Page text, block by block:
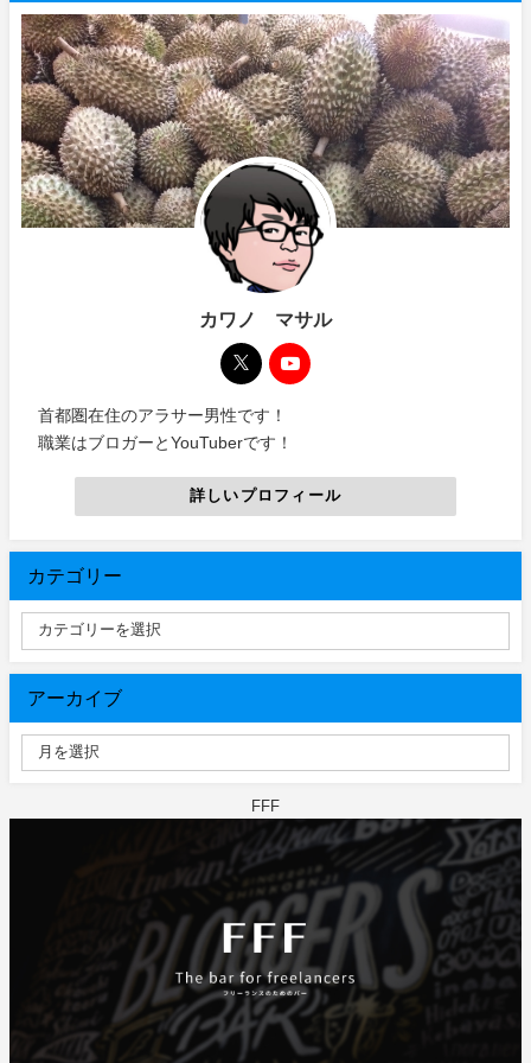
カワノ マサル
首都圏在住のアラサー男性です！
職業はブロガーとYouTuberです！
詳しいプロフィール
カテゴリー
アーカイブ
FFF